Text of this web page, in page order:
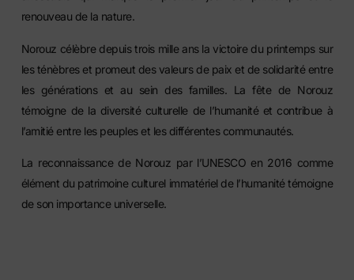
renouveau de la nature.
Norouz célèbre depuis trois mille ans la victoire du printemps sur
les ténèbres et promeut des valeurs de paix et de solidarité entre
les générations et au sein des familles. La fête de Norouz
témoigne de la diversité culturelle de l’humanité et contribue à
l’amitié entre les peuples et les différentes communautés.
La reconnaissance de Norouz par l’UNESCO en 2016 comme
élément du patrimoine culturel immatériel de l’humanité témoigne
de son importance universelle.